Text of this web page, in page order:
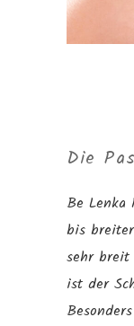
Die
Be
bis
sehr
ist der